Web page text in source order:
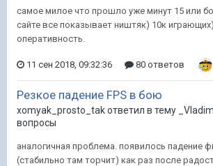
самое милое что прошло уже минут 15 или
сайте все показывает ништяк) 10к
оперативность.
11 сен 2018, 09:32:36 80 ответов
Резкое падение FPS в бою
xomyak_prosto_tak ответил в тему
вопросы
аналогичная проблема. появилось падение
(стабильно там торчит) как раз после